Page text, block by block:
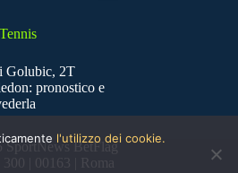
Tennis
Golubic, 2T
pronostico e
BetFlag
| 00163 | Roma
l'utilizzo dei cookie.